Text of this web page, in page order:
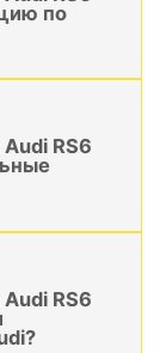
по
RS6
RS6